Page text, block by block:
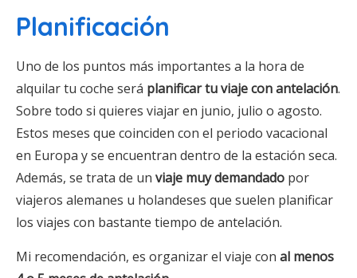
Planificación
Uno de los puntos más importantes a la hora de
alquilar tu coche será planificar tu viaje con antelación.
Sobre todo si quieres viajar en junio, julio o agosto.
Estos meses que coinciden con el periodo vacacional
en Europa y se encuentran dentro de la estación seca.
Además, se trata de un viaje muy demandado por
viajeros alemanes u holandeses que suelen planificar
los viajes con bastante tiempo de antelación.
Mi recomendación, es organizar el viaje con al menos